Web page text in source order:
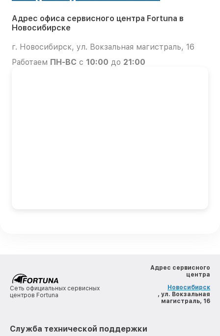
Адрес офиса сервисного центра Fortuna в
Новосибирске
г. Новосибирск, ул. Вокзальная магистраль, 16
Работаем ПН-ВС с 10:00 до 21:00
Сеть официальных сервисных
центров Fortuna
Адрес сервисного
центра
Новосибирск
, ул. Вокзальная
магистраль, 16
Служба технической поддержки